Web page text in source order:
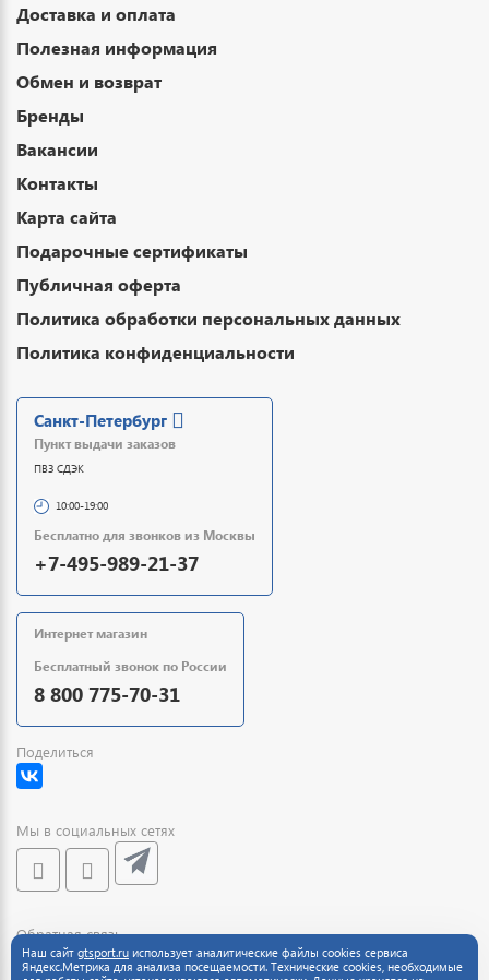
Доставка и оплата
Полезная информация
Обмен и возврат
Бренды
Вакансии
Контакты
Карта сайта
Подарочные сертификаты
Публичная оферта
Политика обработки персональных данных
Политика конфиденциальности
Санкт-Петербург
Пункт выдачи заказов
ПВЗ СДЭК
10:00-19:00
Бесплатно для звонков из Москвы
+7-495-989-21-37
Интернет магазин
Бесплатный звонок по России
8 800 775-70-31
Поделиться
Мы в социальных сетях
Обратная связь
Наш сайт gtsport.ru использует аналитические файлы cookies сервиса
Яндекс.Метрика для анализа посещаемости. Технические cookies, необходимые